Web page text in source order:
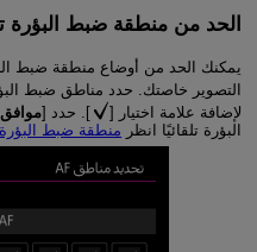
الحد من منطقة ضبط البؤرة
يمكنك الحد من أوضاع منطقة ضبط
التصوير خاصتك. حدد مناطق ضبط
لإضافة علامة اختيار [
]. حدد [موافق
البؤرة تلقائيًا انظر منطقة ضبط البؤرة